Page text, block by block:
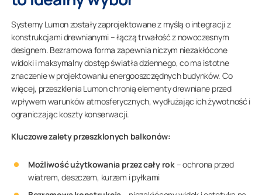
Systemy Lumon zostały zaprojektowane z myślą o integracji z
konstrukcjami drewnianymi – łączą trwałość z nowoczesnym
designem. Bezramowa forma zapewnia niczym niezakłócone
widoki i maksymalny dostęp światła dziennego, co ma istotne
znaczenie w projektowaniu energooszczędnych budynków. Co
więcej, przeszklenia Lumon chronią elementy drewniane przed
wpływem warunków atmosferycznych, wydłużając ich żywotność i
ograniczając koszty konserwacji.
Kluczowe zalety przeszklonych balkonów:
Możliwość użytkowania przez cały rok– ochrona przed
wiatrem, deszczem, kurzem i pyłkami